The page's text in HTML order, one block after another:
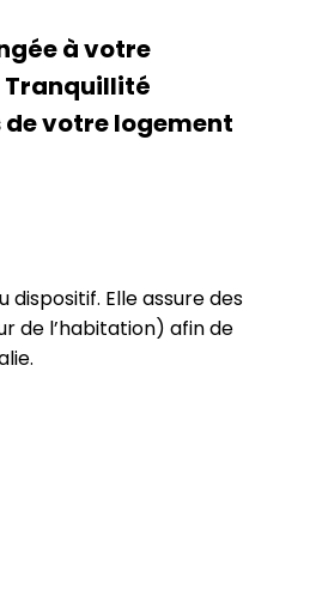
à votre
Tranquillité
votre logement
dispositif. Elle assure des
de l’habitation) afin de